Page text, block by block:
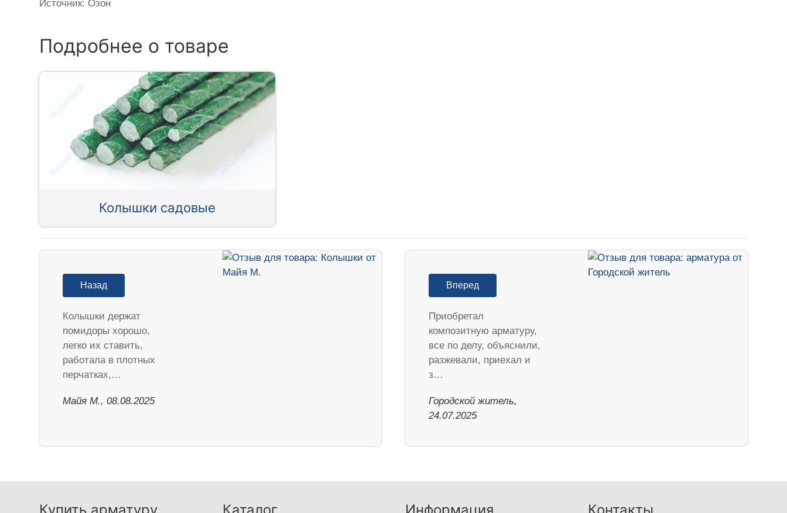
Источник: Озон
Подробнее о товаре
Колышки садовые
Назад
Колышки держат
помидоры хорошо,
легко их ставить,
работала в плотных
перчатках,…
Майя М., 08.08.2025
Вперед
Приобретал
композитную арматуру,
все по делу, объяснили,
разжевали, приехал и
з…
Городской житель,
24.07.2025
Купить арматуру Каталог Информация Контакты